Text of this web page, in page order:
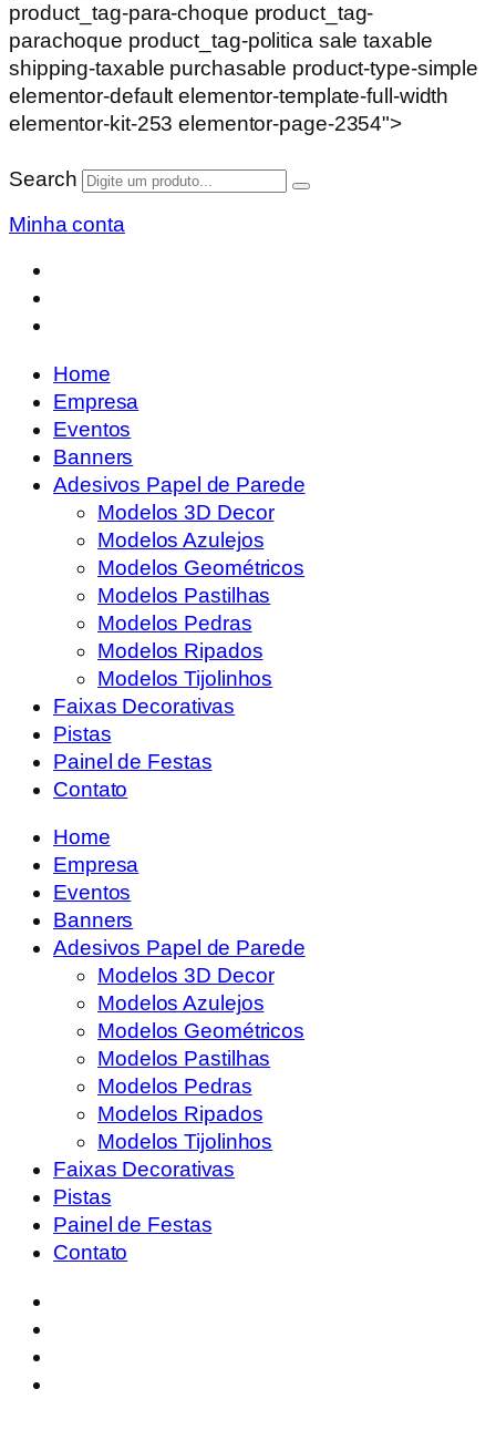
product_tag-para-choque product_tag-
parachoque product_tag-politica sale taxable
shipping-taxable purchasable product-type-simple
elementor-default elementor-template-full-width
elementor-kit-253 elementor-page-2354">
Search
Minha conta
Home
Empresa
Eventos
Banners
Adesivos Papel de Parede
Modelos 3D Decor
Modelos Azulejos
Modelos Geométricos
Modelos Pastilhas
Modelos Pedras
Modelos Ripados
Modelos Tijolinhos
Faixas Decorativas
Pistas
Painel de Festas
Contato
Home
Empresa
Eventos
Banners
Adesivos Papel de Parede
Modelos 3D Decor
Modelos Azulejos
Modelos Geométricos
Modelos Pastilhas
Modelos Pedras
Modelos Ripados
Modelos Tijolinhos
Faixas Decorativas
Pistas
Painel de Festas
Contato